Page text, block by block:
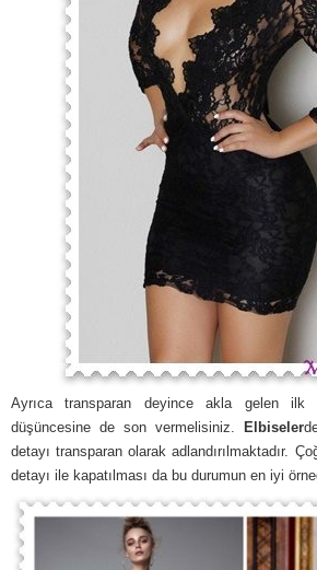
Ayrıca transparan deyince akla gelen ilk
düşüncesine de son vermelisiniz.
Elbiseler
detayı transparan olarak adlandırılmaktadır.
detayı ile kapatılması da bu durumun en iyi